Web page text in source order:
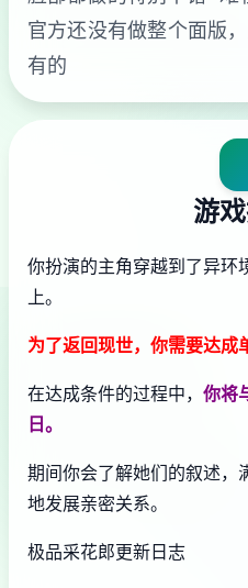
官方还没有做整个面版
有的
游
你扮演的主角穿越到了异环
上。
为了返回现世，你需要达成
在达成条件的过程中， 你将
日。
期间你会了解她们的叙述，
地发展亲密关系。
极品采花郎更新日志